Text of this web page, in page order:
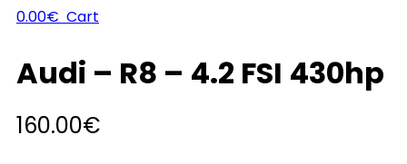
0.00€ Cart
Audi – R8 – 4.2 FSI 430hp
160.00€